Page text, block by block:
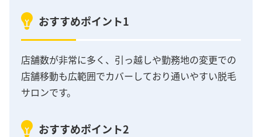
おすすめポイント1
店舗数が非常に多く、引っ越しや勤務地の変更での
店舗移動も広範囲でカバーしており通いやすい脱毛
サロンです。
おすすめポイント2